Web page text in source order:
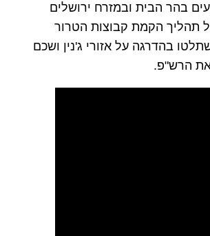
בהר הבית ובמזרח ירושלים
תהליך הקמת קבוצות הטרור
בהדרגה על אזורי ג'נין ושכם
את הרש"פ.